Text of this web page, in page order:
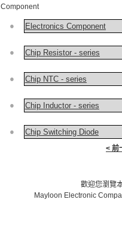
Component
● Electronics Component
● Chip Resistor - series
● Chip NTC - series
● Chip Inductor - series
● Chip Switching Diode
< 前
歡迎您瀏覽
Mayloon Electronic